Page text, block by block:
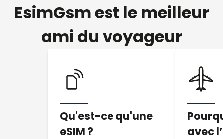
EsimGsm est le meilleur
ami du voyageur
Qu'est-ce qu'une
eSIM ?
avec